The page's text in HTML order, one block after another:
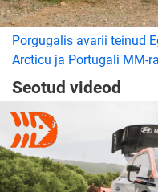
Porgugalis avarii teinud
Arcticu ja Portugali MM-
Seotud videod